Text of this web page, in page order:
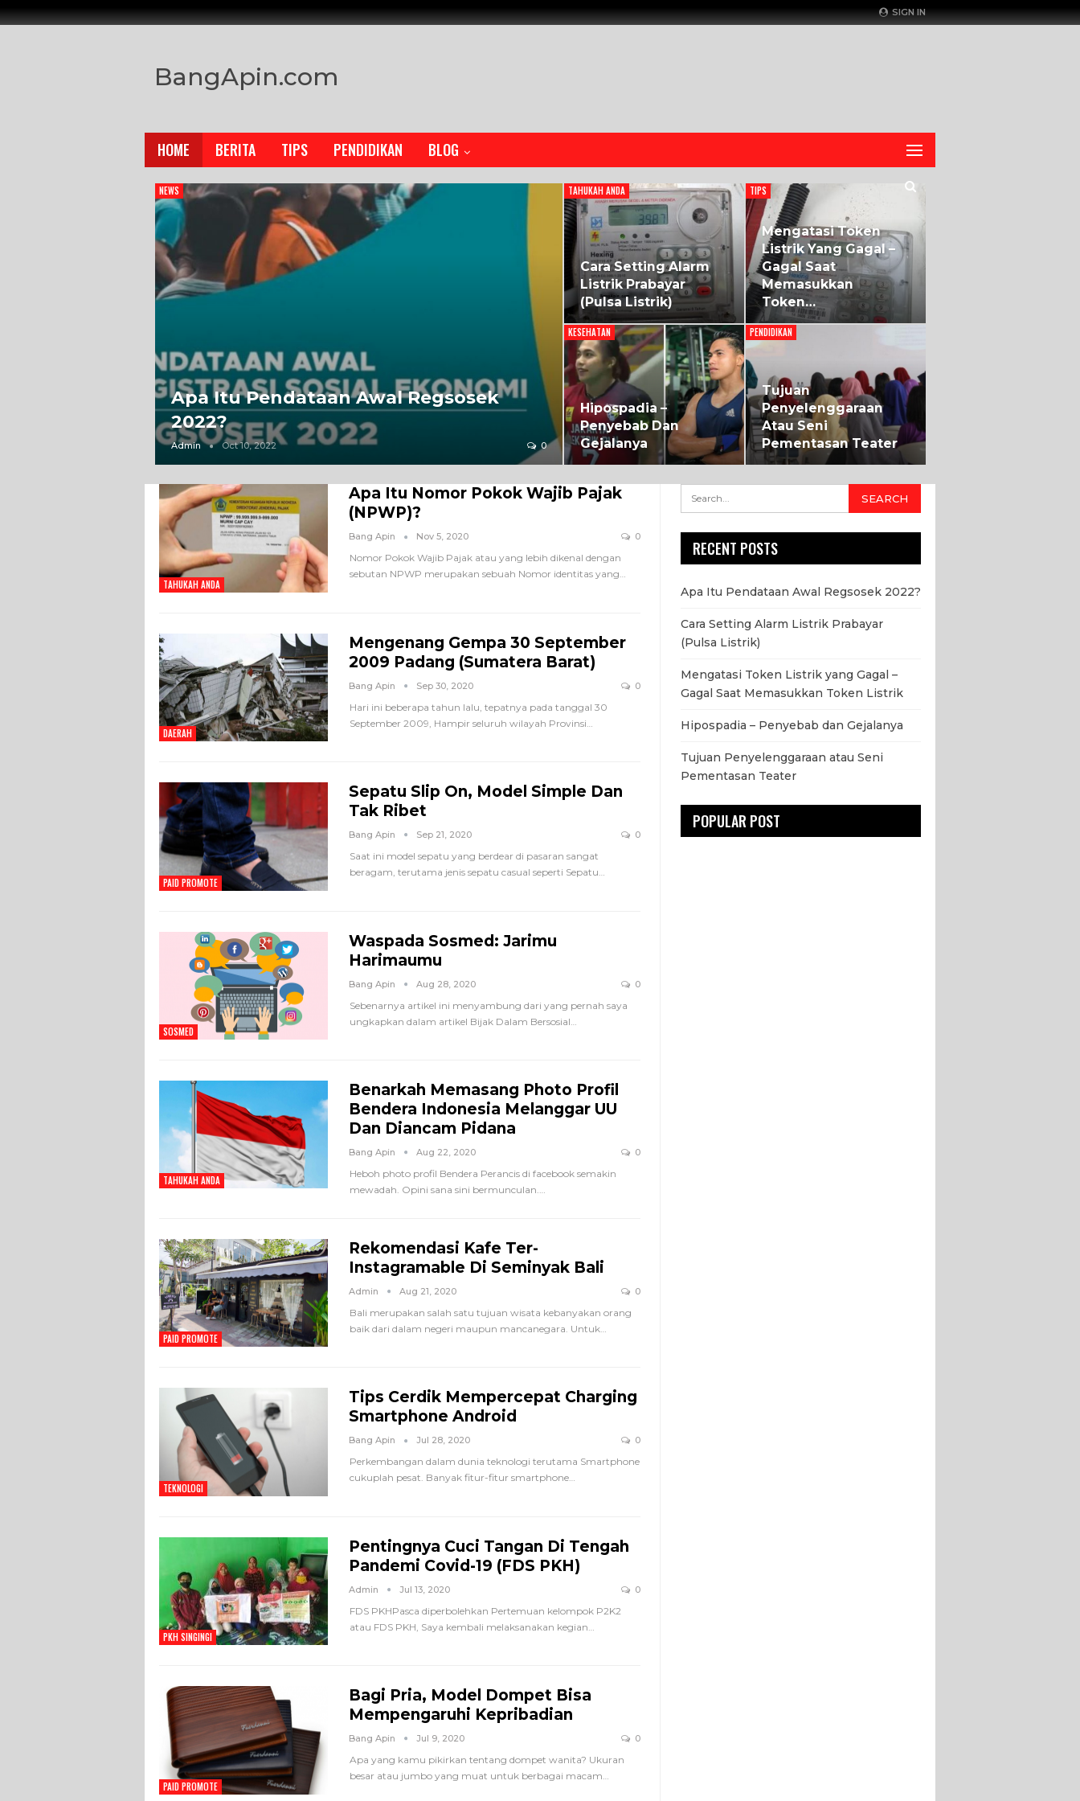
SIGN IN
BangApin.com
HOME BERITA TIPS PENDIDIKAN BLOG
NEWS
Apa Itu Pendataan Awal Regsosek
2022?
Admin Oct 10, 2022 0
TAHUKAH ANDA
Cara Setting Alarm
Listrik Prabayar
(Pulsa Listrik)
TIPS
Mengatasi Token
Listrik Yang Gagal –
Gagal Saat
Memasukkan
Token…
KESEHATAN
Hipospadia –
Penyebab Dan
Gejalanya
PENDIDIKAN
Tujuan
Penyelenggaraan
Atau Seni
Pementasan Teater
TAHUKAH ANDA
Apa Itu Nomor Pokok Wajib Pajak
(NPWP)?
Bang Apin Nov 5, 2020 0
Nomor Pokok Wajib Pajak atau yang lebih dikenal dengan
sebutan NPWP merupakan sebuah Nomor identitas yang…
DAERAH
Mengenang Gempa 30 September
2009 Padang (Sumatera Barat)
Bang Apin Sep 30, 2020 0
Hari ini beberapa tahun lalu, tepatnya pada tanggal 30
September 2009, Hampir seluruh wilayah Provinsi…
PAID PROMOTE
Sepatu Slip On, Model Simple Dan
Tak Ribet
Bang Apin Sep 21, 2020 0
Saat ini model sepatu yang berdear di pasaran sangat
beragam, terutama jenis sepatu casual seperti Sepatu…
SOSMED
Waspada Sosmed: Jarimu
Harimaumu
Bang Apin Aug 28, 2020 0
Sebenarnya artikel ini menyambung dari yang pernah saya
ungkapkan dalam artikel Bijak Dalam Bersosial…
TAHUKAH ANDA
Benarkah Memasang Photo Profil
Bendera Indonesia Melanggar UU
Dan Diancam Pidana
Bang Apin Aug 22, 2020 0
Heboh photo profil Bendera Perancis di facebook semakin
mewadah. Opini sana sini bermunculan.…
PAID PROMOTE
Rekomendasi Kafe Ter-
Instagramable Di Seminyak Bali
Admin Aug 21, 2020 0
Bali merupakan salah satu tujuan wisata kebanyakan orang
baik dari dalam negeri maupun mancanegara. Untuk…
TEKNOLOGI
Tips Cerdik Mempercepat Charging
Smartphone Android
Bang Apin Jul 28, 2020 0
Perkembangan dalam dunia teknologi terutama Smartphone
cukuplah pesat. Banyak fitur-fitur smartphone…
PKH SINGINGI
Pentingnya Cuci Tangan Di Tengah
Pandemi Covid-19 (FDS PKH)
Admin Jul 13, 2020 0
FDS PKHPasca diperbolehkan Pertemuan kelompok P2K2
atau FDS PKH, Saya kembali melaksanakan kegian…
PAID PROMOTE
Bagi Pria, Model Dompet Bisa
Mempengaruhi Kepribadian
Bang Apin Jul 9, 2020 0
Apa yang kamu pikirkan tentang dompet wanita? Ukuran
besar atau jumbo yang muat untuk berbagai macam…
RECENT POSTS
Apa Itu Pendataan Awal Regsosek 2022?
Cara Setting Alarm Listrik Prabayar
(Pulsa Listrik)
Mengatasi Token Listrik yang Gagal –
Gagal Saat Memasukkan Token Listrik
Hipospadia – Penyebab dan Gejalanya
Tujuan Penyelenggaraan atau Seni
Pementasan Teater
POPULAR POST